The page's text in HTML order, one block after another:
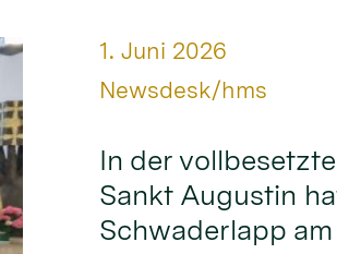
Datum:
1. Juni 2026
Von:
Newsdesk/hms
In der
Sankt Augustin
Schwaderlapp